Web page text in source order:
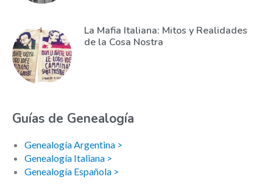
La Mafia Italiana: Mitos y Realidades
de la Cosa Nostra
Guías de Genealogía
Genealogía Argentina >
Genealogía Italiana >
Genealogía Española >